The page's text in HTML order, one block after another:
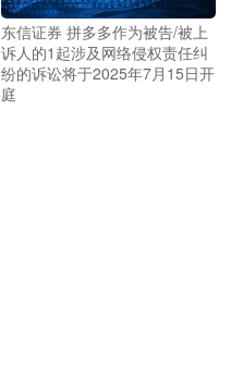
东信证券 拼多多作为被告/被上
诉人的1起涉及网络侵权责任纠
纷的诉讼将于2025年7月15日开
庭